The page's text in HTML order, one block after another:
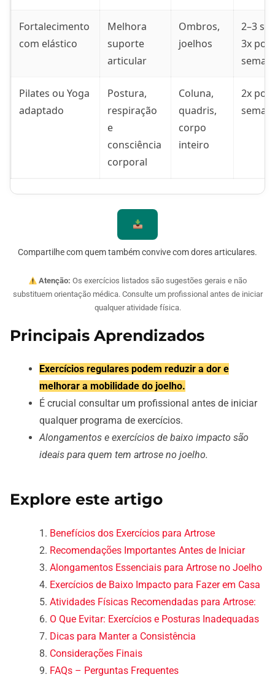
Fortalecimento
com elástico
Melhora
suporte
articular
Ombros,
joelhos
2–3
3x por
Pilates ou Yoga
adaptado
Postura,
respiração
e
consciência
corporal
Coluna,
quadris,
corpo
inteiro
2x por
Compartilhe com quem também convive com dores articulares.
Atenção: Os exercícios listados são sugestões gerais e não
substituem orientação médica. Consulte um profissional antes de iniciar
qualquer atividade física.
Principais Aprendizados
Exercícios regulares podem reduzir a dor e
melhorar a mobilidade do joelho.
É crucial consultar um profissional antes de iniciar
qualquer programa de exercícios.
Alongamentos e exercícios de baixo impacto são
ideais para quem tem artrose no joelho.
Explore este artigo
Benefícios dos Exercícios para Artrose
Recomendações Importantes Antes de Iniciar
Alongamentos Essenciais para Artrose no Joelho
Exercícios de Baixo Impacto para Fazer em Casa
Atividades Físicas Recomendadas para Artrose:
O Que Evitar: Exercícios e Posturas Inadequadas
Dicas para Manter a Consistência
Considerações Finais
FAQs – Perguntas Frequentes